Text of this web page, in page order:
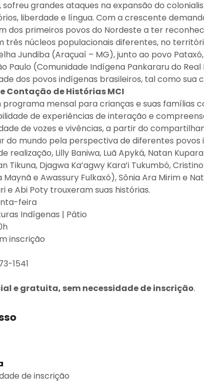
grandes ataques na expansão do
liberdade e língua. Com a crescente
dos primeiros povos do Nordeste a ter
três núcleos populacionais diferentes, no
Jundiba (Araçuaí – MG), junto ao povo
Paulo (Comunidade Indígena Pankararu do
dos povos indígenas brasileiros, tal como
Contação de Histórias MCI
programa mensal para crianças e suas famílias
de experiências de interação e
de vozes e vivências, a partir do
do mundo pela perspectiva de diferentes povos
realização, Lilly Baniwa, Luã Apyká, Natan
Tikuna, Djagwa Ka’agwy Kara’i Tukumbó,
e Awassury Fulkaxó), Sônia Ara Mirim e
e Abi Poty trouxeram suas histórias.
feira
Indígenas | Pátio
inscrição
1541
e gratuita, sem necessidade de inscrição.
de inscrição